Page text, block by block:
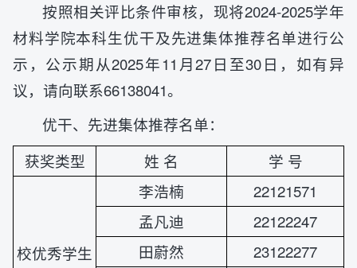
按照相关评比条件审核，现将2024-2025学年
材料学院本科生优干及先进集体推荐名单进行公
示，公示期从2025年11月27日至30日，如有异
议，请向联系66138041。
优干、先进集体推荐名单：
获奖类型
姓 名 学 号
校优秀学生
李浩楠
22121571
孟凡迪
22122247
田蔚然
23122277